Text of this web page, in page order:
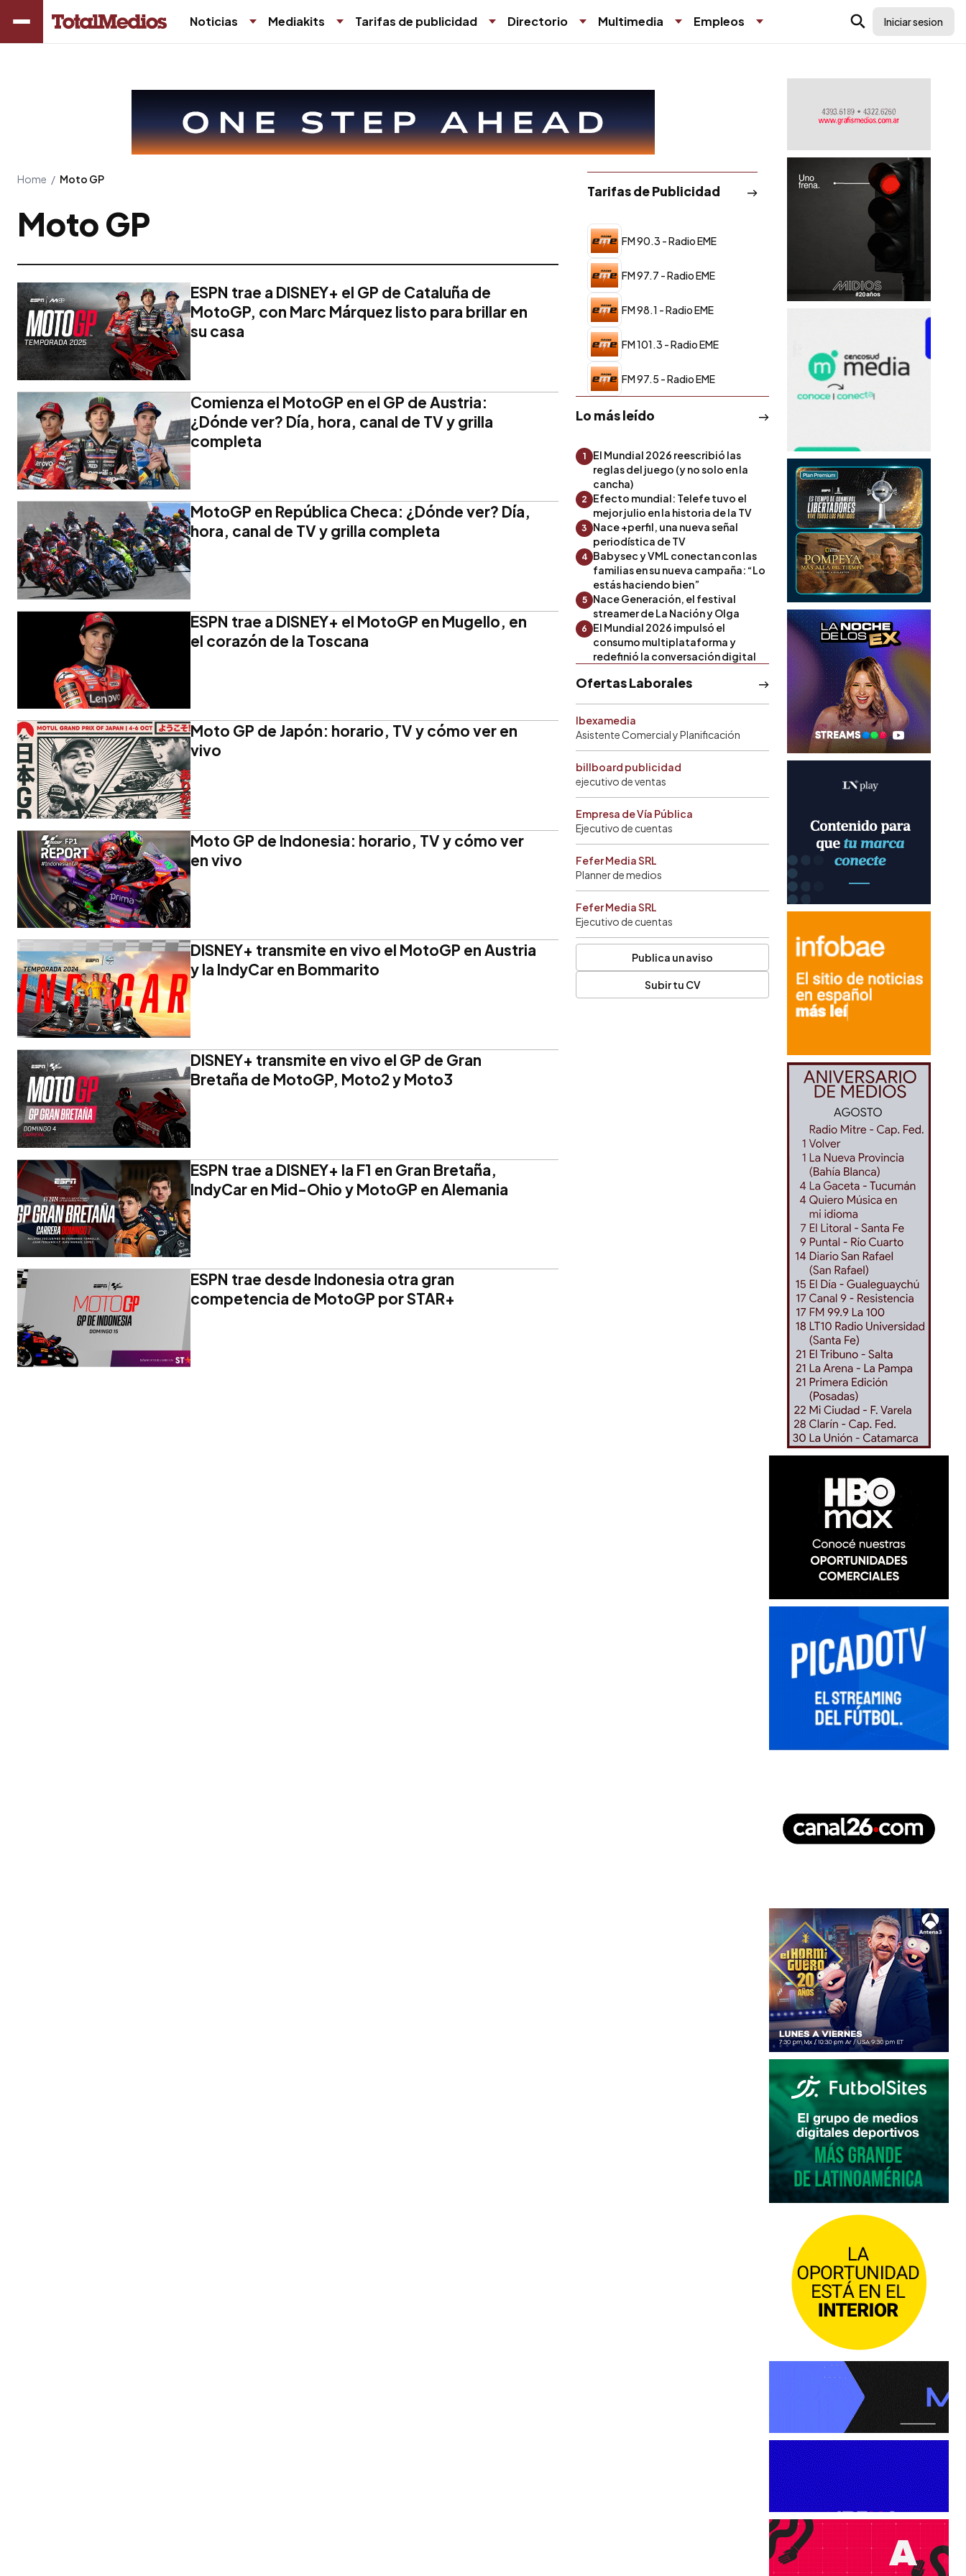
Noticias Mediakits Tarifas de publicidad Directorio Multimedia Empleos Iniciar sesion
Home / Moto GP
Moto GP
ESPN trae a DISNEY+ el GP de Cataluña de
MotoGP, con Marc Márquez listo para brillar en
su casa
Comienza el MotoGP en el GP de Austria:
¿Dónde ver? Día, hora, canal de TV y grilla
completa
MotoGP en República Checa: ¿Dónde ver? Día,
hora, canal de TV y grilla completa
ESPN trae a DISNEY+ el MotoGP en Mugello, en
el corazón de la Toscana
Moto GP de Japón: horario, TV y cómo ver en
vivo
Moto GP de Indonesia: horario, TV y cómo ver
en vivo
DISNEY+ transmite en vivo el MotoGP en Austria
y la IndyCar en Bommarito
DISNEY+ transmite en vivo el GP de Gran
Bretaña de MotoGP, Moto2 y Moto3
ESPN trae a DISNEY+ la F1 en Gran Bretaña,
IndyCar en Mid-Ohio y MotoGP en Alemania
ESPN trae desde Indonesia otra gran
competencia de MotoGP por STAR+
Tarifas de Publicidad
FM 90.3 - Radio EME
FM 97.7 - Radio EME
FM 98.1 - Radio EME
FM 101.3 - Radio EME
FM 97.5 - Radio EME
Lo más leído
1
El Mundial 2026 reescribió las
reglas del juego (y no solo en la
cancha)
2
Efecto mundial: Telefe tuvo el
mejor julio en la historia de la TV
3
Nace +perfil, una nueva señal
periodística de TV
4 Babysec y VML conectan con las
familias en su nueva campaña: “Lo
estás haciendo bien”
5
Nace Generación, el festival
streamer de La Nación y Olga
6
El Mundial 2026 impulsó el
consumo multiplataforma y
redefinió la conversación digital
Ofertas Laborales
Ibexamedia
Asistente Comercial y Planificación
billboard publicidad
ejecutivo de ventas
Empresa de Vía Pública
Ejecutivo de cuentas
Fefer Media SRL
Planner de medios
Fefer Media SRL
Ejecutivo de cuentas
Publica un aviso
Subir tu CV